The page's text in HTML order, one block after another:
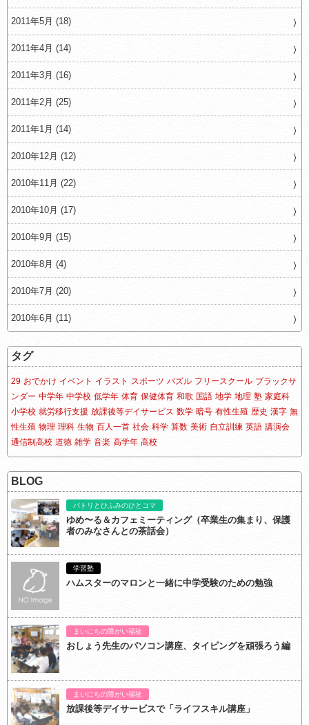
2011年5月 (18)
2011年4月 (14)
2011年3月 (16)
2011年2月 (25)
2011年1月 (14)
2010年12月 (12)
2010年11月 (22)
2010年10月 (17)
2010年9月 (15)
2010年8月 (4)
2010年7月 (20)
2010年6月 (11)
タグ
29 おでかけ イベント イラスト スポーツ パズル フリースクール ブラックサ
ンダー 中学年 中学校 低学年 体育 保健体育 和歌 国語 地学 地理 塾 家庭科
小学校 就労移行支援 放課後等デイサービス 数学 暗号 有性生殖 歴史 漢字 無
性生殖 物理 理科 生物 百人一首 社会 科学 算数 美術 自立訓練 英語 講演会
通信制高校 道徳 雑学 音楽 高学年 高校
BLOG
パトリとひふみのひとコマ
ゆめ〜る＆カフェミーティング（卒業生の集まり、保護
者のみなさんとの茶話会）
学習塾
ハムスターのマロンと一緒に中学受験のための勉強
まいにちの障がい福祉
おしょう先生のパソコン講座、タイピングを頑張ろう編
まいにちの障がい福祉
放課後等デイサービスで「ライフスキル講座」